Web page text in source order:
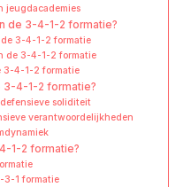
jeugdacademies
de 3-4-1-2 formatie?
3-4-1-2 formatie
de 3-4-1-2 formatie
3-4-1-2 formatie
3-4-1-2 formatie?
soliditeit
verantwoordelijkheden
1-2 formatie?
3-1 formatie